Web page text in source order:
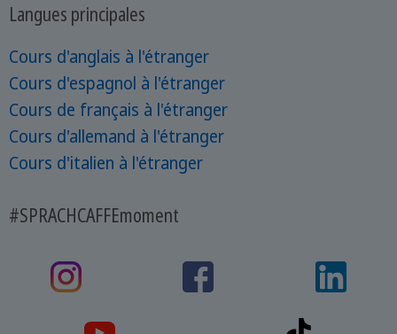
Langues principales
Cours d'anglais à l'étranger
Cours d'espagnol à l'étranger
Cours de français à l'étranger
Cours d'allemand à l'étranger
Cours d'italien à l'étranger
#SPRACHCAFFEmoment